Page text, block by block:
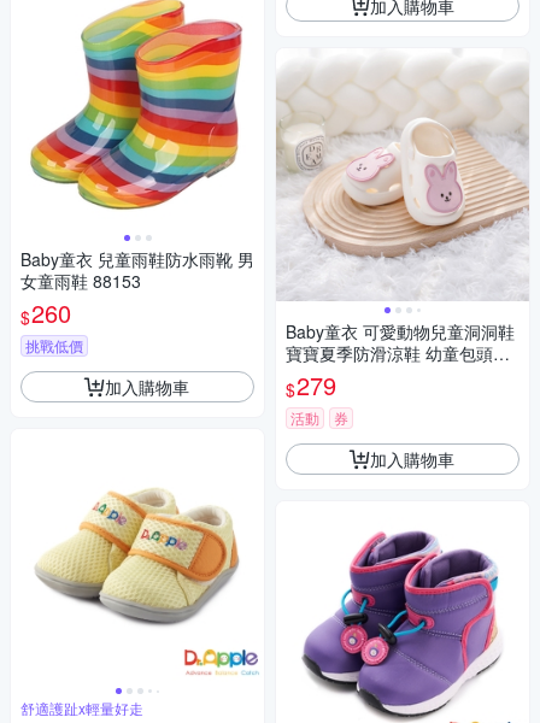
Baby童衣 兒童雨鞋防水雨靴 男
女童雨鞋 88153
$260
挑戰低價
加入購物車
舒適護趾x輕量好走
加入購物車
Baby童衣 可愛動物兒童洞洞鞋
寶寶夏季防滑涼鞋 幼童包頭防
踢室內涼鞋 男女寶寶 EVA透氣
沙灘拖鞋 11846
$279
活動 券
加入購物車